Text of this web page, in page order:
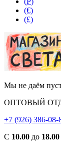
(€)
(£)
Мы не даём
ОПТОВЫЙ
+7 (926) 386-08-
С 10.00 до 18.00